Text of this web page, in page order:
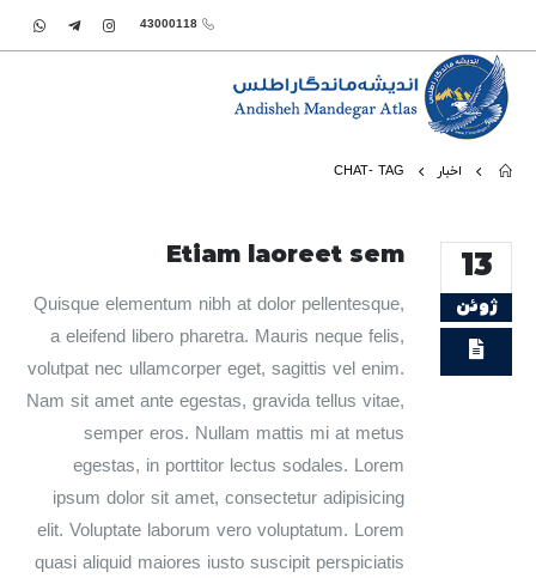
43000118
اخبار TAG -
CHAT
13
ژوئن
Etiam laoreet sem
Quisque elementum nibh at dolor pellentesque,
a eleifend libero pharetra. Mauris neque felis,
volutpat nec ullamcorper eget, sagittis vel enim.
Nam sit amet ante egestas, gravida tellus vitae,
semper eros. Nullam mattis mi at metus
egestas, in porttitor lectus sodales. Lorem
ipsum dolor sit amet, consectetur adipisicing
elit. Voluptate laborum vero voluptatum. Lorem
quasi aliquid maiores iusto suscipit perspiciatis